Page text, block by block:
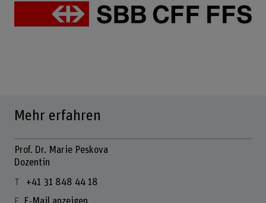
Mehr erfahren
Prof. Dr. Marie Peskova
Dozentin
+41 31 848 44 18